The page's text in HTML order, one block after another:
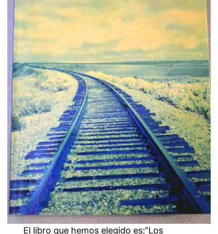
El libro que hemos elegido es;”Los